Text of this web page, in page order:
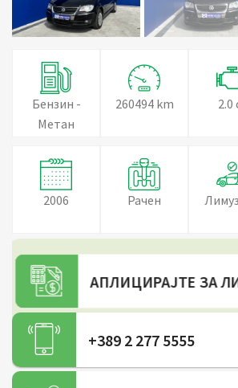
Бензин -
Метан
260494 km 2.0
2006 Рачен
АПЛИЦИРАЈТЕ ЗА
+389 2 277 5555